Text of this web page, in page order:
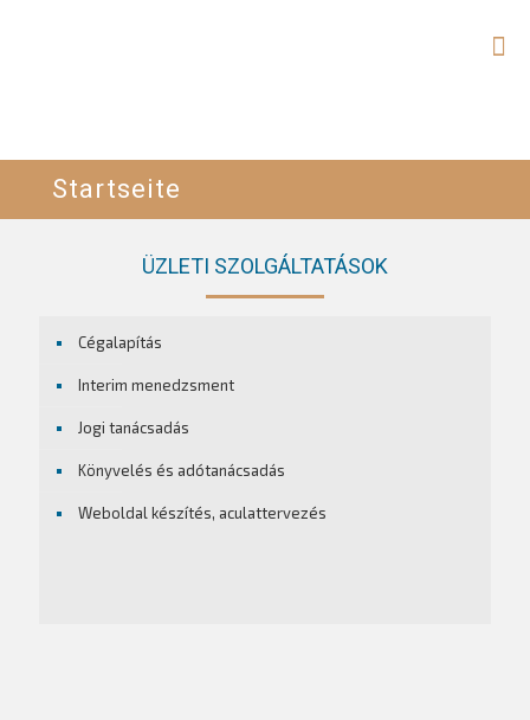
Startseite
ÜZLETI SZOLGÁLTATÁSOK
Cégalapítás
Interim menedzsment
Jogi tanácsadás
Könyvelés és adótanácsadás
Weboldal készítés, aculattervezés